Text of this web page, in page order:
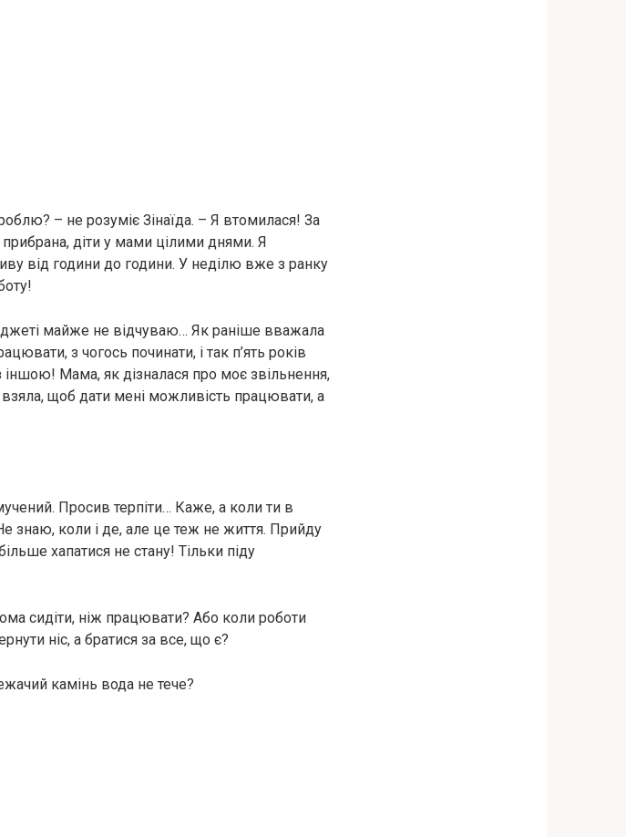
– не розуміє Зінаїда. – Я втомилася! За
діти у мами цілими днями. Я
від години до години. У неділю вже з ранку
майже не відчуваю… Як раніше вважала
з чогось починати, і так п’ять років
Мама, як дізналася про моє звільнення,
щоб дати мені можливість працювати, а
Просив терпіти… Каже, а коли ти в
коли і де, але це теж не життя. Прийду
хапатися не стану! Тільки піду
сидіти, ніж працювати? Або коли роботи
ніс, а братися за все, що є?
камінь вода не тече?